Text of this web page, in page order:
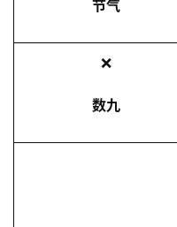
节气
❌
数九